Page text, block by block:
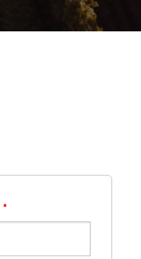
*